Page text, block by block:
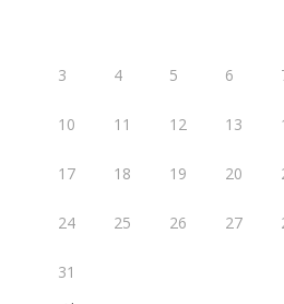
3 4 5 6
10 11 12 13
17 18 19 20
24 25 26 27
31